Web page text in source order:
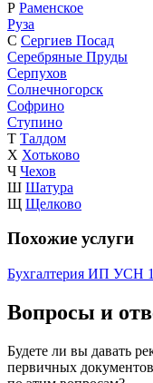
Р Раменское
Руза
С Сергиев Посад
Серебряные Пруды
Серпухов
Солнечногорск
Софрино
Ступино
Т Талдом
Х Хотьково
Ч Чехов
Ш Шатура
Щ Щелково
Похожие услуги
Бухгалтерия ИП УСН
Вопросы и
Будете ли вы давать
первичных